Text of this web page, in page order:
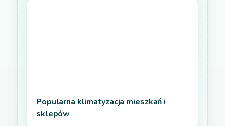
Popularna klimatyzacja mieszkań i
sklepów